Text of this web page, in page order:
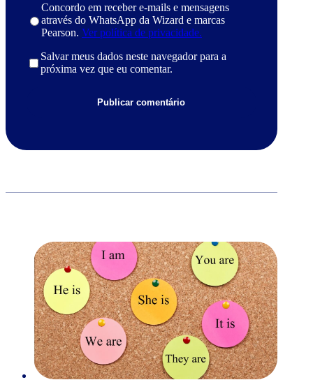
Concordo em receber e-mails e mensagens
através do WhatsApp da Wizard e marcas
Pearson. Ver política de privacidade.
Salvar meus dados neste navegador para a
próxima vez que eu comentar.